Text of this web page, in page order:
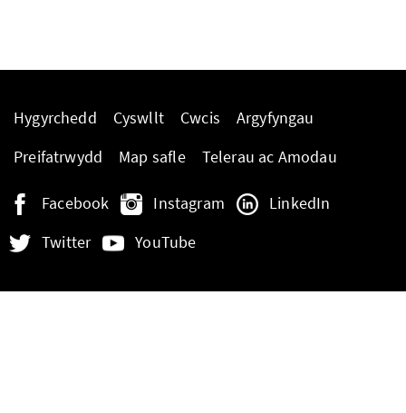
Hygyrchedd Cyswllt Cwcis
Argyfyngau
Preifatrwydd
Map safle Telerau ac Amodau
Facebook Instagram
LinkedIn
Twitter
YouTube